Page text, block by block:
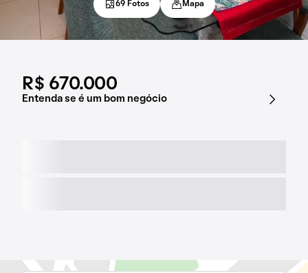
R$ 670.000
Entenda se é um bom negócio
69 Fotos Mapa